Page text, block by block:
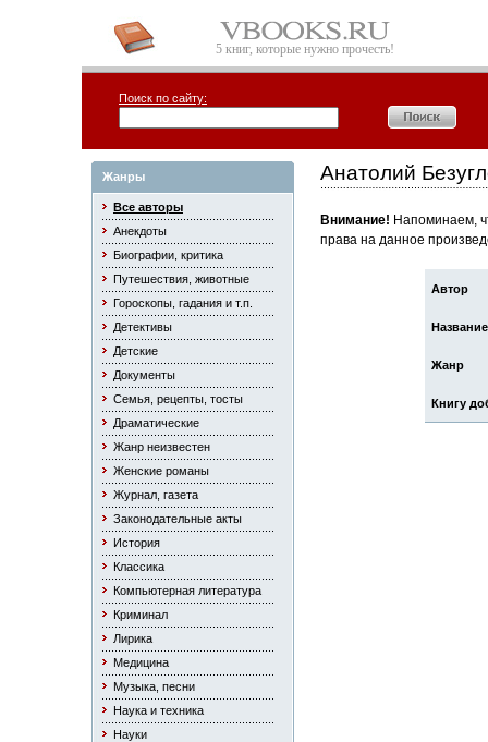
5 книг, которые нужно прочесть!
Поиск по сайту:
Жанры
Все авторы
Анекдоты
Биографии, критика
Путешествия, животные
Гороскопы, гадания и т.п.
Детективы
Детские
Документы
Семья, рецепты, тосты
Драматические
Жанр неизвестен
Женские романы
Журнал, газета
Законодательные акты
История
Классика
Компьютерная литература
Криминал
Лирика
Медицина
Музыка, песни
Наука и техника
Науки
Анатолий
Внимание! Напоминаем,
права на данное
Автор
Название
Жанр
Книгу